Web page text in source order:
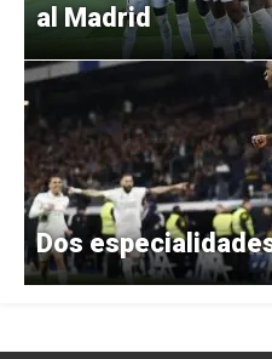
al Madrid
Dos